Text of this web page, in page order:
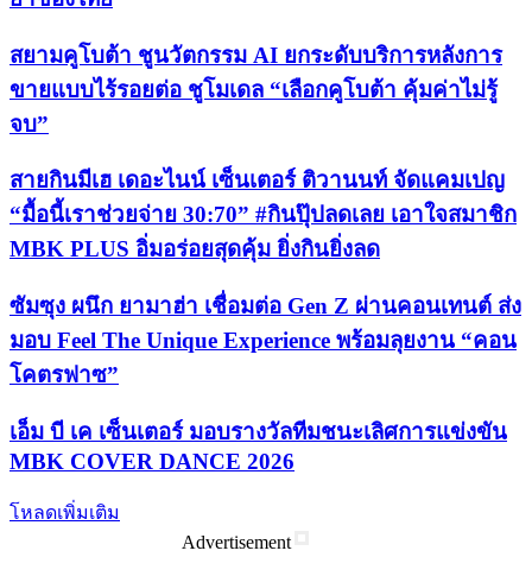
สยามคูโบต้า ชูนวัตกรรม AI ยกระดับบริการหลังการ
ขายแบบไร้รอยต่อ ชูโมเดล “เลือกคูโบต้า คุ้มค่าไม่รู้
จบ”
สายกินมีเฮ เดอะไนน์ เซ็นเตอร์ ติวานนท์ จัดแคมเปญ
“มื้อนี้เราช่วยจ่าย 30:70” #กินปุ๊ปลดเลย เอาใจสมาชิก
MBK PLUS อิ่มอร่อยสุดคุ้ม ยิ่งกินยิ่งลด
ซัมซุง ผนึก ยามาฮ่า เชื่อมต่อ Gen Z ผ่านคอนเทนต์ ส่ง
มอบ Feel The Unique Experience พร้อมลุยงาน “คอน
โคตรฟาซ”
เอ็ม บี เค เซ็นเตอร์ มอบรางวัลทีมชนะเลิศการแข่งขัน
MBK COVER DANCE 2026
โหลดเพิ่มเติม
Advertisement